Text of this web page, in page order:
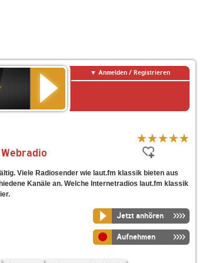
Anmelden / Registrieren
Viele Radiosender wie laut.fm klassik bieten aus
Kanäle an. Welche Internetradios laut.fm klassik
Jetzt anhören
Aufnehmen